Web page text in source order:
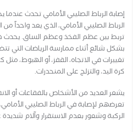
إصابة الرباط الصليبي الأمامي تحدث
الرباط الصليبي الأمامي، الذي يعد واحداً من
تربط بين عظم الفخذ وعظم الساق. يحدث
بشكل شائع أثناء ممارسة الرياضات التي
تغييرات في الاتجاه، القفز، أو الهبوط، مثل
كرة اليد، والتزلج على المنحدرات.
يشعر العديد من الأشخاص بالفقاعات أو
تعرضهم لإصابة في الرباط الصليبي
الركبة وشعور بعدم الاستقرار وآلام